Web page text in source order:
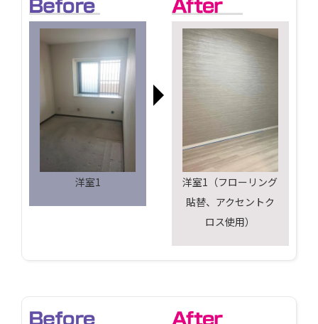
洋室1
洋室1（フローリング
貼替、アクセントク
ロス使用）